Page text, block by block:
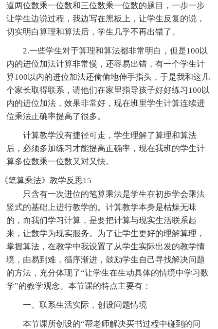
道两位数乘一位数和三位数乘一位数的题目，一步一步
让学生边说过程，我边写在黑板上，让学生反复的说，
切实明白算理和算法后，学生几乎不再出错了。
2.一些学生对于算理和算法都非常明白，但是100以
内的进位加法计算非常慢，还容易出错，有一个学生计
算100以内的进位加法还偷偷地伸手指头，于是我和这几
个家长取得联系，请他们在家里指导孩子好好练习100以
内的进位加法，效果非常好，现在班里学生计算连续进
位乘法正确率提高了很多。
计算教学没有捷径可走，学生理解了算理和算法
后，必须多加练习才能提高正确率，现在我班的学生计
算多位数乘一位数又对又快。
《笔算乘法》教学反思15
只含有一次进位的笔算乘法是学生在初步学会乘法
竖式的基础上进行教学的。计算教学本身是枯燥无味
的，而我们学习计算，是要把计算与现实生活联系起
来，让数学为现实服务。为了让学生更好的理解算理，
掌握算法，在教学中我设置了从学生实际出发的教学情
境，由易到难，循序渐进，鼓励学生自己寻找解决问题
的方法，充分体现了“让学生在生动具体的情境中学习数
学”的教学观念。本节课的特点主要有：
一、联系生活实际，创设问题情境
本节课所创设的“帮老师解决买书过程中碰到的问